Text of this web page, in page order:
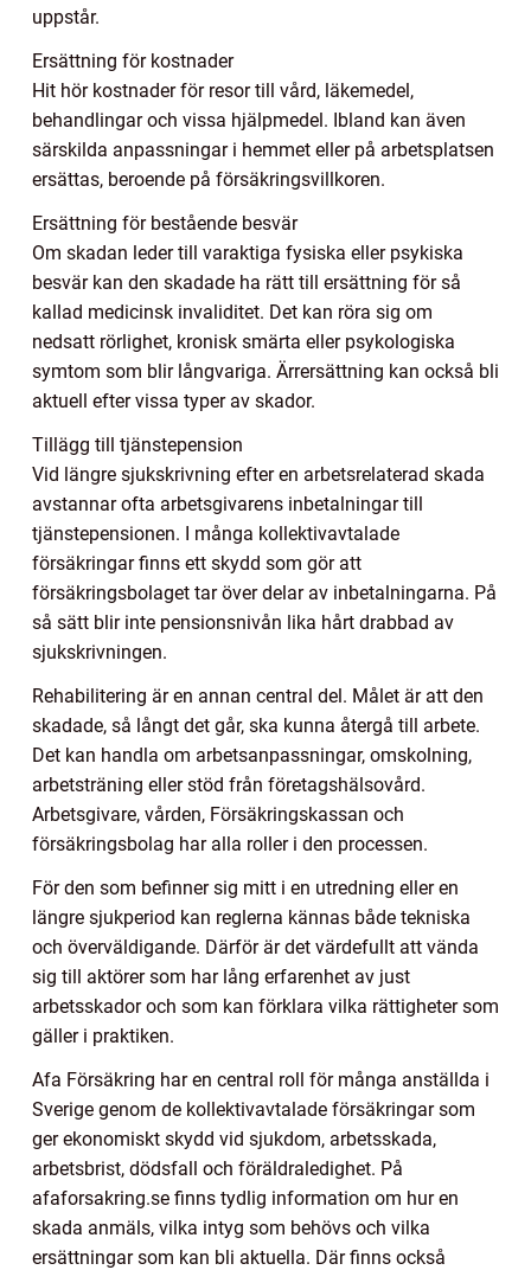
uppstår.
Ersättning för kostnader
Hit hör kostnader för resor till vård, läkemedel,
behandlingar och vissa hjälpmedel. Ibland kan även
särskilda anpassningar i hemmet eller på arbetsplatsen
ersättas, beroende på försäkringsvillkoren.
Ersättning för bestående besvär
Om skadan leder till varaktiga fysiska eller psykiska
besvär kan den skadade ha rätt till ersättning för så
kallad medicinsk invaliditet. Det kan röra sig om
nedsatt rörlighet, kronisk smärta eller psykologiska
symtom som blir långvariga. Ärrersättning kan också bli
aktuell efter vissa typer av skador.
Tillägg till tjänstepension
Vid längre sjukskrivning efter en arbetsrelaterad skada
avstannar ofta arbetsgivarens inbetalningar till
tjänstepensionen. I många kollektivavtalade
försäkringar finns ett skydd som gör att
försäkringsbolaget tar över delar av inbetalningarna. På
så sätt blir inte pensionsnivån lika hårt drabbad av
sjukskrivningen.
Rehabilitering är en annan central del. Målet är att den
skadade, så långt det går, ska kunna återgå till arbete.
Det kan handla om arbetsanpassningar, omskolning,
arbetsträning eller stöd från företagshälsovård.
Arbetsgivare, vården, Försäkringskassan och
försäkringsbolag har alla roller i den processen.
För den som befinner sig mitt i en utredning eller en
längre sjukperiod kan reglerna kännas både tekniska
och överväldigande. Därför är det värdefullt att vända
sig till aktörer som har lång erfarenhet av just
arbetsskador och som kan förklara vilka rättigheter som
gäller i praktiken.
Afa Försäkring har en central roll för många anställda i
Sverige genom de kollektivavtalade försäkringar som
ger ekonomiskt skydd vid sjukdom, arbetsskada,
arbetsbrist, dödsfall och föräldraledighet. På
afaforsakring.se finns tydlig information om hur en
skada anmäls, vilka intyg som behövs och vilka
ersättningar som kan bli aktuella. Där finns också